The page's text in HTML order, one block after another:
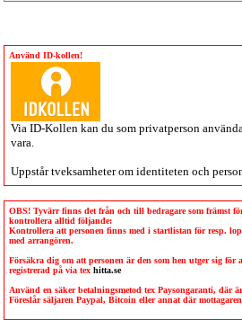
Använd ID-kollen!
Via ID-Kollen kan du som privatperson
vara.
Uppstår tveksamheter om identiteten och
OBS! Tyvärr finns det från och till bedragare som främst
kontrollera alltid följande:
Kontrollera att personen finns med i startlistan för resp.
med arrangören.
Försäkra dig om att personen är den som hen utger sig
registrerad på via tex hitta.se
Använd en säker betalningsmetod tex Paysongaranti, där
Föreslår säljaren Paypal, Bitcoin eller annat där